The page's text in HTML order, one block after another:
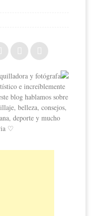
y fotógrafa
e increíblemente
blog hablamos sobre
belleza, consejos,
deporte y mucho
♡